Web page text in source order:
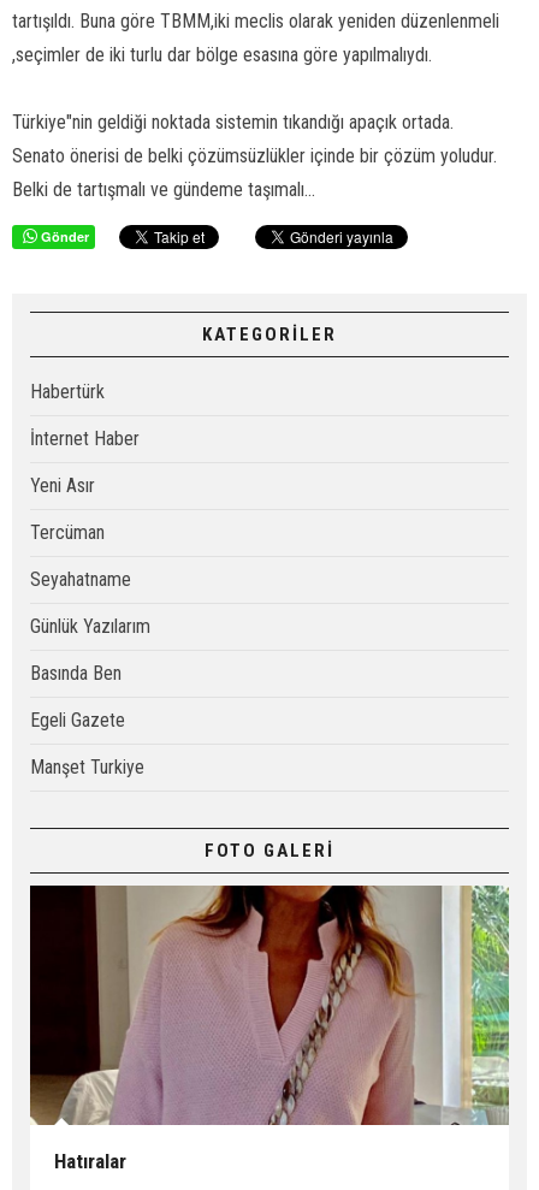
tartışıldı. Buna göre TBMM,iki meclis olarak yeniden düzenlenmeli
,seçimler de iki turlu dar bölge esasına göre yapılmalıydı.
Türkiye"nin geldiği noktada sistemin tıkandığı apaçık ortada.
Senato önerisi de belki çözümsüzlükler içinde bir çözüm yoludur.
Belki de tartışmalı ve gündeme taşımalı...
Gönder
KATEGORİLER
Habertürk
İnternet Haber
Yeni Asır
Tercüman
Seyahatname
Günlük Yazılarım
Basında Ben
Egeli Gazete
Manşet Turkiye
FOTO GALERİ
Hatıralar